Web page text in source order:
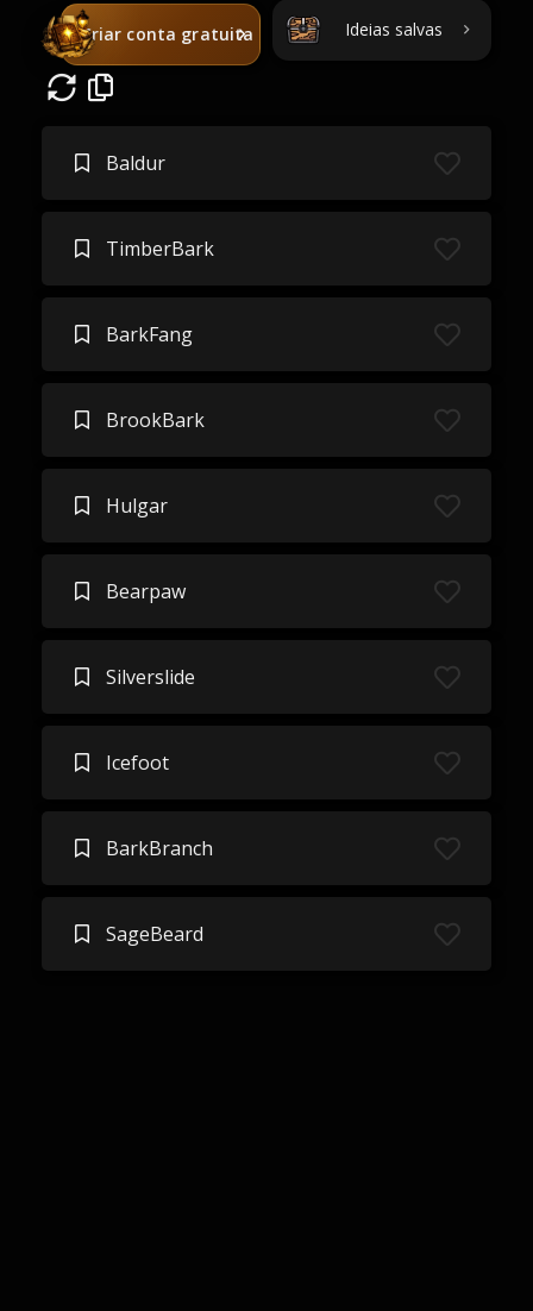
Criar conta gratuita Ideias salvas
Baldur
TimberBark
BarkFang
BrookBark
Hulgar
Bearpaw
Silverslide
Icefoot
BarkBranch
SageBeard